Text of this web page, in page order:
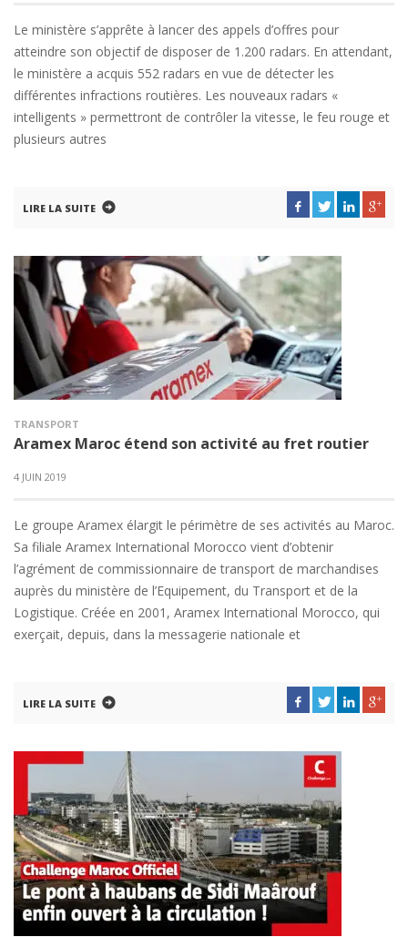
Le ministère s’apprête à lancer des appels d’offres pour
atteindre son objectif de disposer de 1.200 radars. En attendant,
le ministère a acquis 552 radars en vue de détecter les
différentes infractions routières. Les nouveaux radars «
intelligents » permettront de contrôler la vitesse, le feu rouge et
plusieurs autres
LIRE LA SUITE
TRANSPORT
Aramex Maroc étend son activité au fret routier
4 JUIN 2019
Le groupe Aramex élargit le périmètre de ses activités au Maroc.
Sa filiale Aramex International Morocco vient d’obtenir
l’agrément de commissionnaire de transport de marchandises
auprès du ministère de l’Equipement, du Transport et de la
Logistique. Créée en 2001, Aramex International Morocco, qui
exerçait, depuis, dans la messagerie nationale et
LIRE LA SUITE